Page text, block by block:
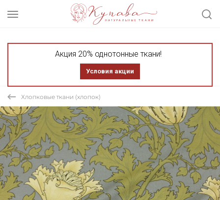
Акция 20% однотонные ткани!
Условия акции
Хлопковые ткани (хлопок)